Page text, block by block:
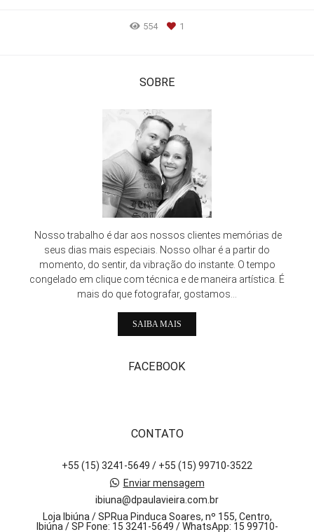
554 1
SOBRE
Nosso trabalho é dar aos nossos clientes memórias de
seus dias mais especiais. Nosso olhar é a partir do
momento, do sentir, da vibração do instante. O tempo
congelado em clique com técnica e de maneira artística. É
mais do que fotografar, gostamos...
SAIBA MAIS
FACEBOOK
CONTATO
+55 (15) 3241-5649 / +55 (15) 99710-3522
Enviar mensagem
ibiuna@dpaulavieira.com.br
Loja Ibiúna / SPRua Pinduca Soares, nº 155, Centro,
Ibiúna / SP Fone: 15 3241-5649 / WhatsApp: 15 99710-